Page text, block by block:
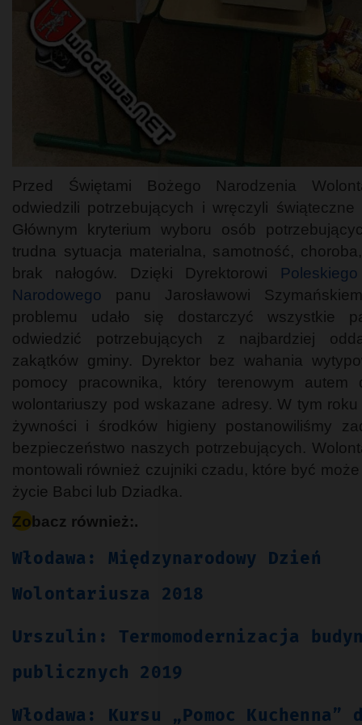
Przed Świętami Bożego Narodzenia
odwiedzili potrzebujących i wręczyli świąteczne
Głównym kryterium wyboru osób
trudna sytuacja materialna, samotność,
brak nałogów. Dzięki Dyrektorowi
Narodowego panu Jarosławowi
problemu udało się dostarczyć wszystkie
odwiedzić potrzebujących z najbardziej
zakątków gminy. Dyrektor bez wahania
pomocy pracownika, który terenowym autem
wolontariuszy pod wskazane adresy. W tym
żywności i środków higieny postanowiliśmy
bezpieczeństwo naszych potrzebujących.
montowali również czujniki czadu, które być
życie Babci lub Dziadka.
Zobacz również:.
Włodawa: Międzynarodowy Dzień
Wolontariusza 2018
Urszulin: Termomodernizacja
publicznych 2019
Włodawa: Kursu „Pomoc Kuchenna”